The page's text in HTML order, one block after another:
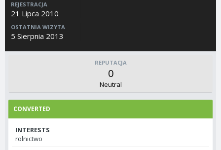
REJESTRACJA
21 Lipca 2010
OSTATNIA WIZYTA
5 Sierpnia 2013
REPUTACJA
0
Neutral
CONVERTED
INTERESTS
rolnictwo